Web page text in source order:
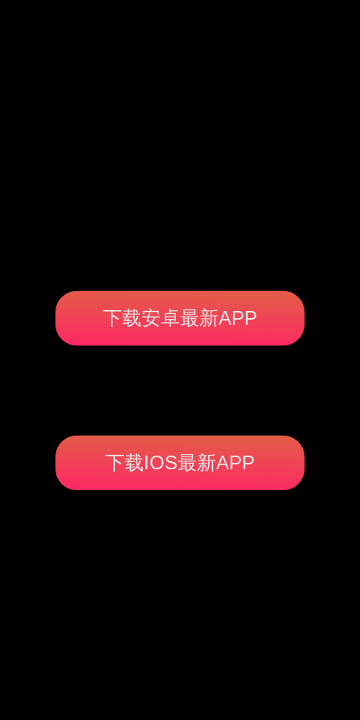
下载安卓最新APP
下载IOS最新APP